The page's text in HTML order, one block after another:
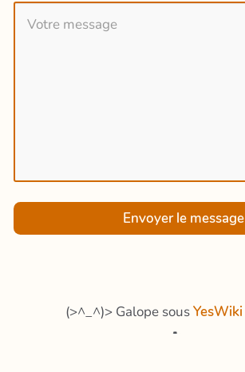
Envoyer le message
(>^_^)> Galope sousYesWiki